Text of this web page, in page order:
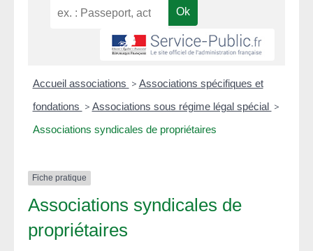
Accueil associations > Associations spécifiques et
fondations > Associations sous régime légal spécial >
Associations syndicales de propriétaires
Fiche pratique
Associations syndicales de
propriétaires